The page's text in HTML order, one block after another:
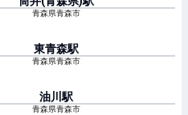
青森県青森市
東青森駅
青森県青森市
油川 駅
青森県青森市